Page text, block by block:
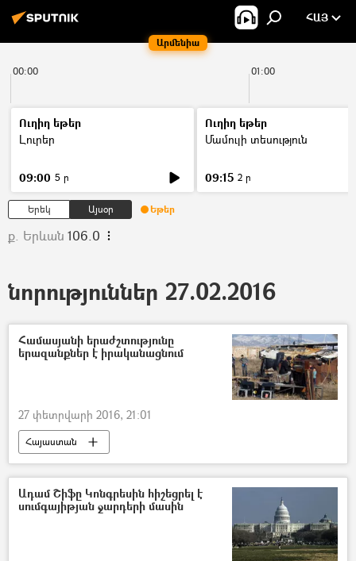
Արմենիա
ՀԱՅ
00:00 01:00
Ուղիղ եթեր
Լուրեր
09:00 5 ր
Ուղիղ եթեր
Մամուլի տեսություն
09:15 2 ր
Երեկ Այսօր Եթեր
ք. Երևան 106.0
նորություններ 27.02.2016
Համասյանի երաժշտությունը
երազանքներ է իրականացնում
27 փետրվարի 2016, 21:01
Հայաստան
Ադամ Շիֆը Կոնգրեսին հիշեցրել է
սումգայիթյան ջարդերի մասին